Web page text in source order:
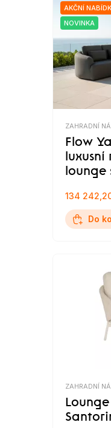
AKČNÍ
NOVINKA
ZAHRADNÍ
Flow
luxusní
lounge
134
Do
ZAHRADNÍ
Lounge